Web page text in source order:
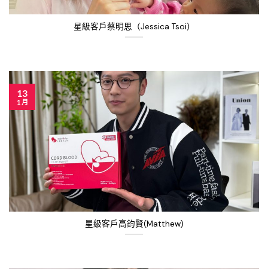
星級客戶蔡明思（Jessica Tsoi）
星級客戶高鈞賢(Matthew)
13
1 月